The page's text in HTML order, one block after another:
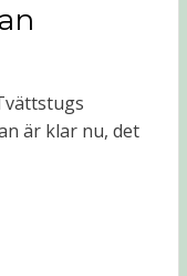
är klar nu, det